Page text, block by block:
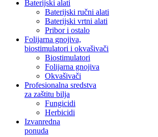
Baterijski alati
Baterijski ručni alati
Baterijski vrtni alati
Pribor i ostalo
Folijarna gnojiva,
biostimulatori i okvašivači
Biostimulatori
Folijarna gnojiva
Okvašivači
Profesionalna sredstva
za zaštitu bilja
Fungicidi
Herbicidi
Izvanredna
ponuda